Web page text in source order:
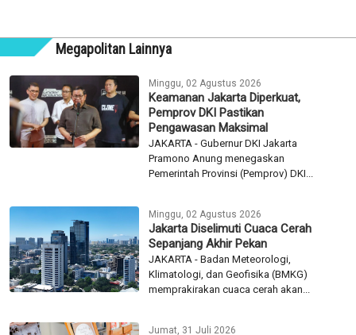
Megapolitan Lainnya
Minggu, 02 Agustus 2026
Keamanan Jakarta Diperkuat,
Pemprov DKI Pastikan
Pengawasan Maksimal
JAKARTA - Gubernur DKI Jakarta
Pramono Anung menegaskan
Pemerintah Provinsi (Pemprov) DKI...
Minggu, 02 Agustus 2026
Jakarta Diselimuti Cuaca Cerah
Sepanjang Akhir Pekan
JAKARTA - Badan Meteorologi,
Klimatologi, dan Geofisika (BMKG)
memprakirakan cuaca cerah akan...
Jumat, 31 Juli 2026